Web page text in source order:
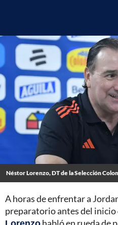
Néstor Lorenzo, DT de la Selección
A horas de enfrentar a
preparatorio antes del inicio
Lorenzohabló en rueda de